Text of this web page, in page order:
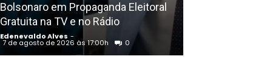
Bolsonaro em Propaganda Eleitoral
Gratuita na TV e no Rádio
Edenevaldo Alves -
7 de agosto de 2026 às 17:00h 0